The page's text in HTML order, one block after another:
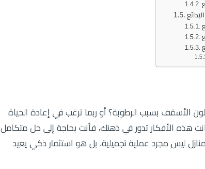
الأسقف بسبب الرطوبة؟ أو ربما ترغب في إعادة الحياة
هذه الأفكار تدور في ذهنك، فأنت بحاجة إلى حل متكامل
ليس مجرد عملية تجميلية، بل هو استثمار ذكي يعيد